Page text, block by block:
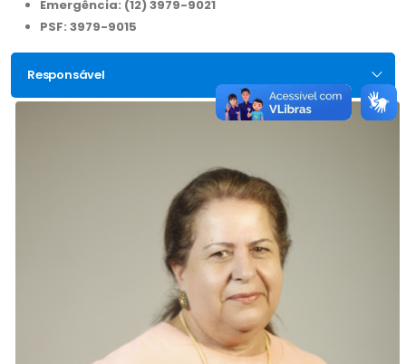
Emergência: (12) 3979-9021
PSF: 3979-9015
Responsável